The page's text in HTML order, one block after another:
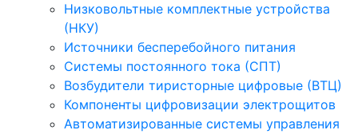
Низковольтные комплектные устройства
(НКУ)
Источники бесперебойного питания
Системы постоянного тока (СПТ)
Возбудители тиристорные цифровые (ВТЦ)
Компоненты цифровизации электрощитов
Автоматизированные системы управления